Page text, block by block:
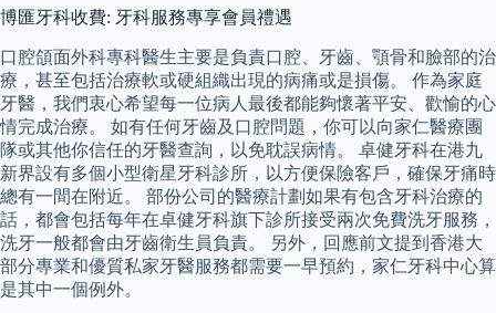
博匯牙科收費: 牙科服務專享會員禮遇
口腔頜面外科專科醫生主要是負責口腔、牙齒、顎骨和臉部的治
療，甚至包括治療軟或硬組織出現的病痛或是損傷。 作為家庭
牙醫，我們衷心希望每一位病人最後都能夠懷著平安、歡愉的心
情完成治療。 如有任何牙齒及口腔問題，你可以向家仁醫療團
隊或其他你信任的牙醫查詢，以免耽誤病情。 卓健牙科在港九
新界設有多個小型衛星牙科診所，以方便保險客戶，確保牙痛時
總有一間在附近。 部份公司的醫療計劃如果有包含牙科治療的
話，都會包括每年在卓健牙科旗下診所接受兩次免費洗牙服務，
洗牙一般都會由牙齒衛生員負責。 另外，回應前文提到香港大
部分專業和優質私家牙醫服務都需要一早預約，家仁牙科中心算
是其中一個例外。